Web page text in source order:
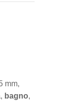
mm,
, bagno,